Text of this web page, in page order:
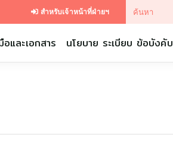
อและเอกสาร นโยบาย ระเบียบ ข้อบังคับ
สำหรับเจ้าหน้าที่ฝ่ายฯ